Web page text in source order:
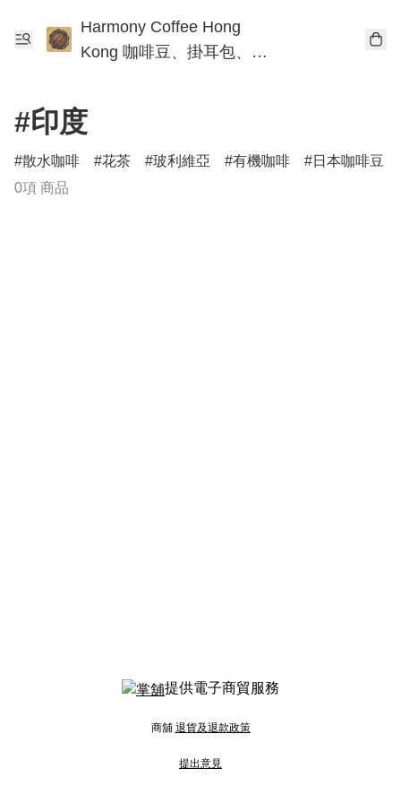
Harmony Coffee Hong
Kong 咖啡豆、掛耳包、手
#印度
散水咖啡 花茶 玻利維亞 有機咖啡
日本咖啡豆
0項 商品
提供電子商貿服務
商舖 退貨及退款政策
提出意見